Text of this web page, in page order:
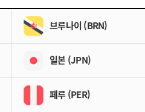
브루나이 (BRN)
일본 (JPN)
페루 (PER)